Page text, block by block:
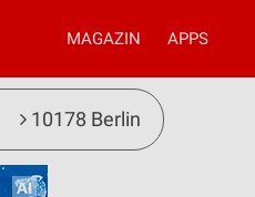
MAGAZIN APPS
10178 Berlin